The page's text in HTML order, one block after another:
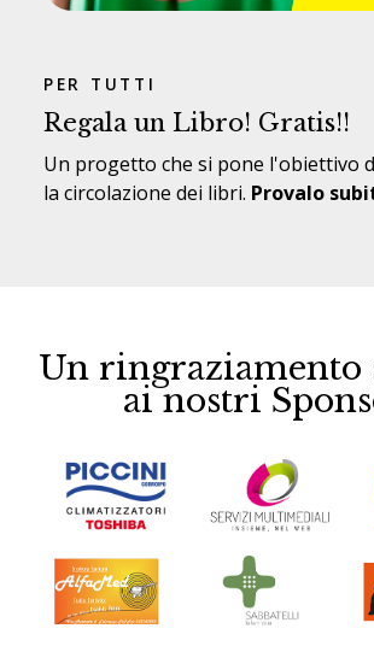
PER TUTTI
Regala un Libro! Gratis!!
Un progetto che si pone l'obiettivo
la circolazione dei libri. Provalo
Un ringraziamento
ai nostri